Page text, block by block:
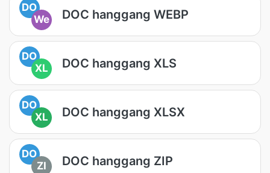
DO
We
DOC hanggang WEBP
DO
XL
DOC hanggang XLS
DO
XL
DOC hanggang XLSX
DO
ZI
DOC hanggang ZIP